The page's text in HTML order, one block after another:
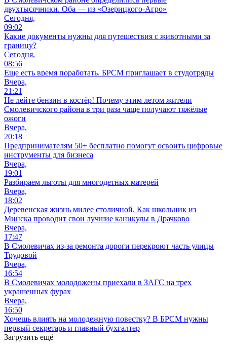
двухтысячники. Оба — из «Озерицкого-Агро»
Сегодня,
09:02
Какие документы нужны для путешествия с животными за
границу?
Сегодня,
08:56
Еще есть время поработать. БРСМ приглашает в студотряды
Вчера,
21:21
Не лейте бензин в костёр! Почему этим летом жители
Смолевичского района в три раза чаще получают тяжёлые
ожоги
Вчера,
20:18
Предпринимателям 50+ бесплатно помогут освоить цифровые
инструменты для бизнеса
Вчера,
19:01
Разбираем льготы для многодетных матерей
Вчера,
18:02
Деревенская жизнь милее столичной. Как школьник из
Минска проводит свои лучшие каникулы в Драчково
Вчера,
17:47
В Смолевичах из-за ремонта дороги перекроют часть улицы
Трудовой
Вчера,
16:54
В Смолевичах молодожены приехали в ЗАГС на трех
украшенных фурах
Вчера,
16:50
Хочешь влиять на молодежную повестку? В БРСМ нужны
первый секретарь и главный бухгалтер
Загрузить ещё